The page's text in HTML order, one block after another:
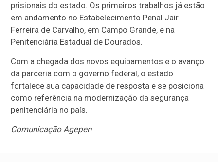
prisionais do estado. Os primeiros trabalhos já estão
em andamento no Estabelecimento Penal Jair
Ferreira de Carvalho, em Campo Grande, e na
Penitenciária Estadual de Dourados.
Com a chegada dos novos equipamentos e o avanço
da parceria com o governo federal, o estado
fortalece sua capacidade de resposta e se posiciona
como referência na modernização da segurança
penitenciária no país.
Comunicação Agepen